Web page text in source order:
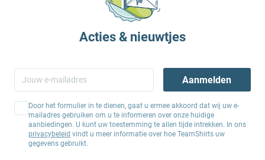
Acties & nieuwtjes
Aanmelden
Door het formulier in te dienen, gaat u ermee akkoord dat wij uw e-
mailadres gebruiken om u te informeren over onze huidige
aanbiedingen. U kunt uw toestemming te allen tijde intrekken. In ons
privacybeleid vindt u meer informatie over hoe TeamShirts uw
gegevens gebruikt.